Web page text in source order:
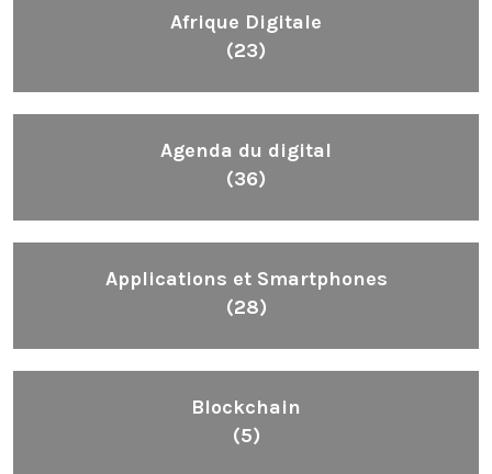
Afrique Digitale
(23)
Agenda du digital
(36)
Applications et Smartphones
(28)
Blockchain
(5)